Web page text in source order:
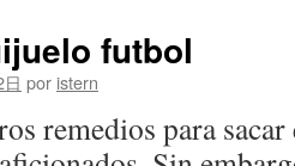
futbol
por istern
remedios para